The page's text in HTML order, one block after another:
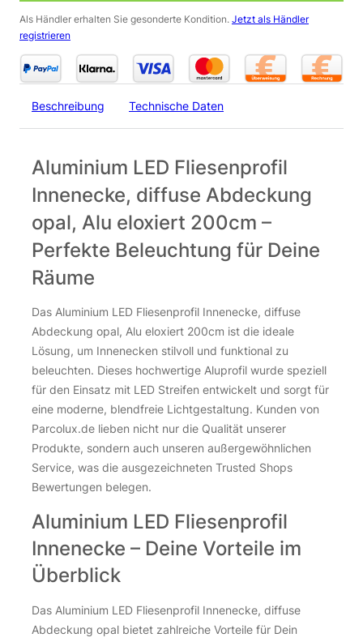
Als Händler erhalten Sie gesonderte Kondition. Jetzt als Händler
registrieren
Beschreibung Technische Daten
Aluminium LED Fliesenprofil
Innenecke, diffuse Abdeckung
opal, Alu eloxiert 200cm –
Perfekte Beleuchtung für Deine
Räume
Das Aluminium LED Fliesenprofil Innenecke, diffuse
Abdeckung opal, Alu eloxiert 200cm ist die ideale
Lösung, um Innenecken stilvoll und funktional zu
beleuchten. Dieses hochwertige Aluprofil wurde speziell
für den Einsatz mit LED Streifen entwickelt und sorgt für
eine moderne, blendfreie Lichtgestaltung. Kunden von
Parcolux.de lieben nicht nur die Qualität unserer
Produkte, sondern auch unseren außergewöhnlichen
Service, was die ausgezeichneten Trusted Shops
Bewertungen belegen.
Aluminium LED Fliesenprofil
Innenecke – Deine Vorteile im
Überblick
Das Aluminium LED Fliesenprofil Innenecke, diffuse
Abdeckung opal bietet zahlreiche Vorteile für Dein